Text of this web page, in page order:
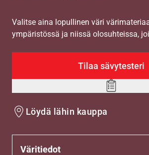
Valitse aina lopullinen väri
ympäristössä ja niissä olosuhteissa,
Tilaa sävytesteri
Add
Löydä lähin kauppa
Väritiedot